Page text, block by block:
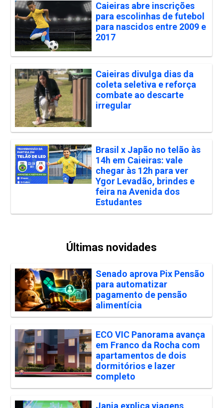
Caieiras abre inscrições
para escolinhas de futebol
para nascidos entre 2009 e
2017
Caieiras divulga dias da
coleta seletiva e reforça
combate ao descarte
irregular
Brasil x Japão no telão às
14h em Caieiras: vale
chegar às 12h para ver
Ygor Levadão, brindes e
feira na Avenida dos
Estudantes
Últimas novidades
Senado aprova Pix Pensão
para automatizar
pagamento de pensão
alimentícia
ECO VIC Panorama avança
em Franco da Rocha com
apartamentos de dois
dormitórios e lazer
completo
Janja explica viagens